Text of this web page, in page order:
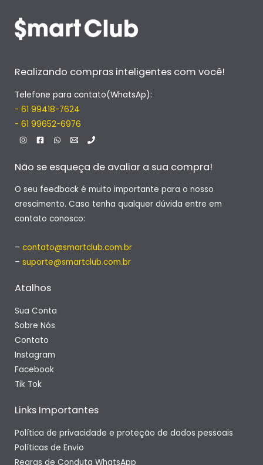
Realizando compras inteligentes com você!
Telefone para contato(WhatsAp):
- 61 99418-7624
- 61 99652-6976
Não se esqueça de avaliar a sua compra!
O seu feedback é muito importante para o nosso
crescimento. Caso tenha qualquer dúvida entre em
contato conosco:
– contato@smartclub.com.br
– suporte@smartclub.com.br
Atalhos
Sua Conta
Sobre Nós
Contato
Instagram
Facebook
Tik Tok
Links Importantes
Política de privacidade e proteção de dados pessoais
Políticas de Envio
Regras de Conduta WhatsApp